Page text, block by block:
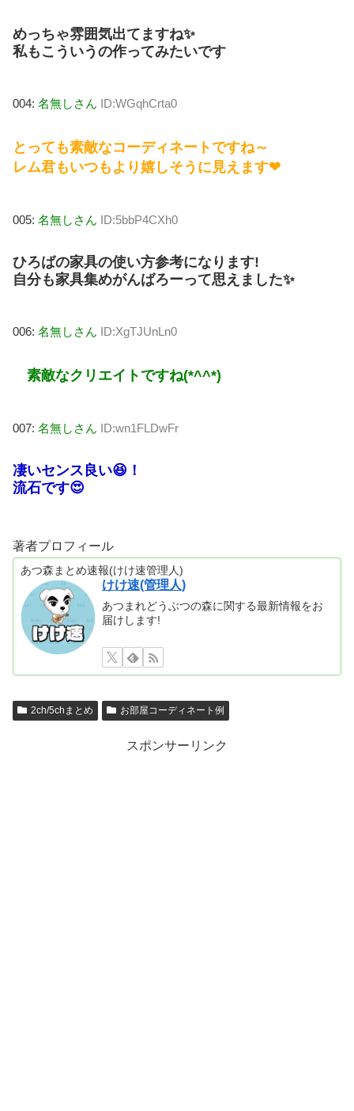
めっちゃ雰囲気出てますね✨
私もこういうの作ってみたいです
004: 名無しさん ID:WGqhCrta0
とっても素敵なコーディネートですね～
レム君もいつもより嬉しそうに見えます❤
005: 名無しさん ID:5bbP4CXh0
ひろばの家具の使い方参考になります!
自分も家具集めがんばろーって思えました✨
006: 名無しさん ID:XgTJUnLn0
素敵なクリエイトですね(*^^*)
007: 名無しさん ID:wn1FLDwFr
凄いセンス良い😆！
流石です😍
著者プロフィール
あつ森まとめ速報(けけ速管理人)
けけ速(管理人)
あつまれどうぶつの森に関する最新情報をお
届けします!
2ch/5chまとめ お部屋コーディネート例
スポンサーリンク